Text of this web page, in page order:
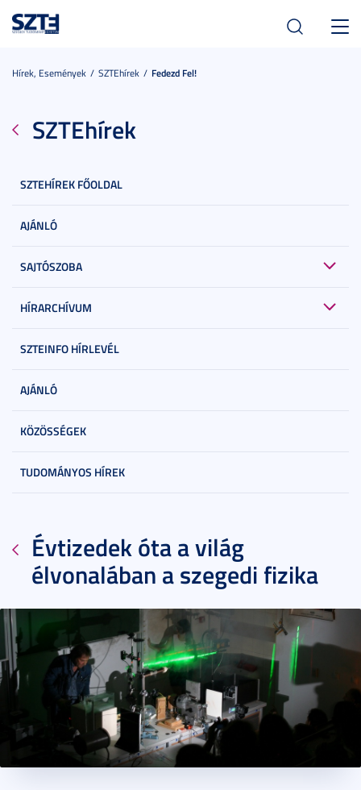
Hírek, Események SZTEhírek Fedezd Fel!
SZTEhírek
SZTEHÍREK FŐOLDAL
AJÁNLÓ
SAJTÓSZOBA
HÍRARCHÍVUM
SZTEINFO HÍRLEVÉL
AJÁNLÓ
KÖZÖSSÉGEK
TUDOMÁNYOS HÍREK
Évtizedek óta a világ
élvonalában a szegedi fizika